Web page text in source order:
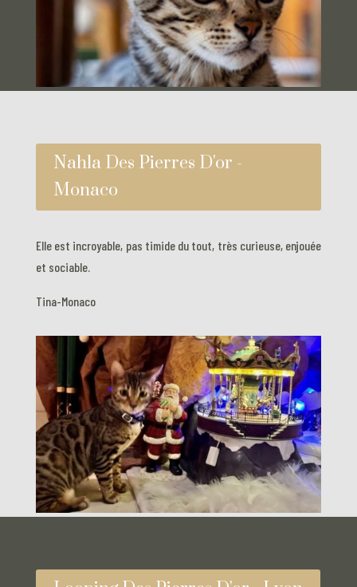
Nahla Des Pierres D'or -
Monaco
Elle est incroyable, pas timide du tout, très curieuse, enjouée
et sociable.
Tina-Monaco